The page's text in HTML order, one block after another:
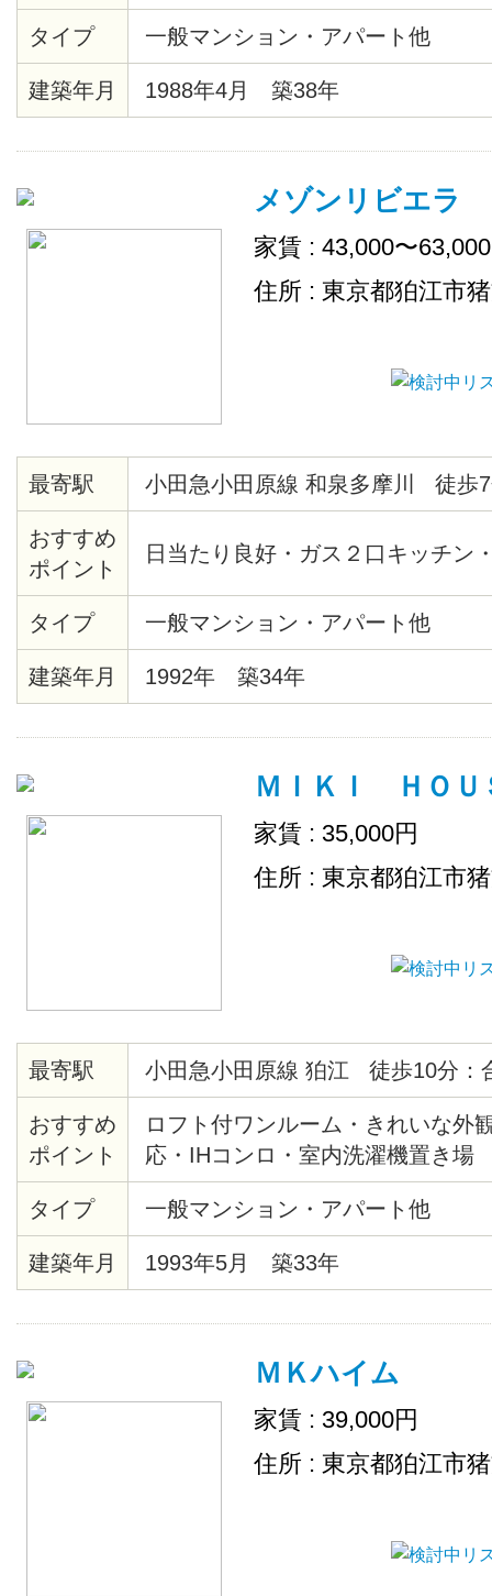
タイプ 一般マンション・アパート他
建築年月 1988年4月 築38年
メゾンリビエラ
家賃 : 43,000〜
住所 : 東京都狛江市
最寄駅 小田急小田原線 和泉多摩川 徒歩
おすすめ
ポイント
日当たり良好・ガス２口キッチン
タイプ 一般マンション・アパート他
建築年月 1992年 築34年
ＭＩＫＩ ＨＯＵ
家賃 : 35,000円
住所 : 東京都狛江市
最寄駅 小田急小田原線 狛江 徒歩10分：
おすすめ
ポイント
ロフト付ワンルーム・きれいな外
応・IHコンロ・室内洗濯機置き場
タイプ 一般マンション・アパート他
建築年月 1993年5月 築33年
ＭＫハイム
家賃 : 39,000円
住所 : 東京都狛江市